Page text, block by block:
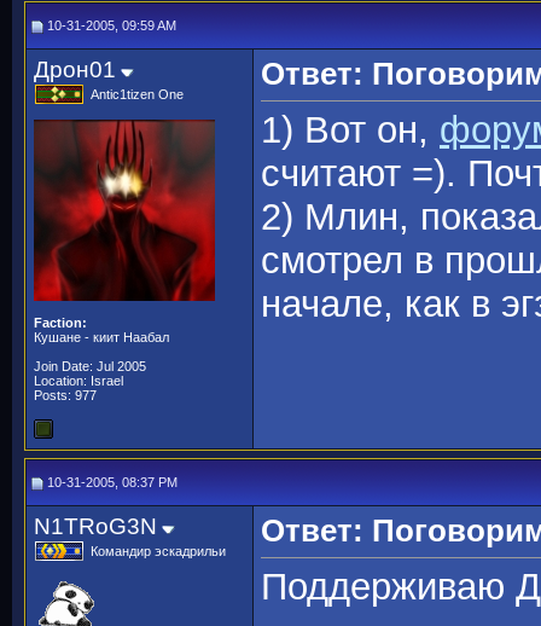
10-31-2005, 09:59 AM
Дрон01
Antic1tizen One
Faction:
Кушане - киит Наабал
Join Date: Jul 2005
Location: Israel
Posts: 977
Ответ:
1) Вот он,
считают =).
2) Млин,
смотрел в
начале, как в
10-31-2005, 08:37 PM
N1TRoG3N
Командир эскадрильи
Ответ:
Поддерживаю